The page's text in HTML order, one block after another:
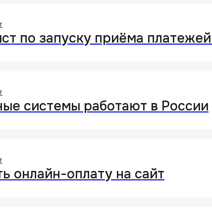
по запуску приёма
системы работают в России
онлайн-оплату на сайт